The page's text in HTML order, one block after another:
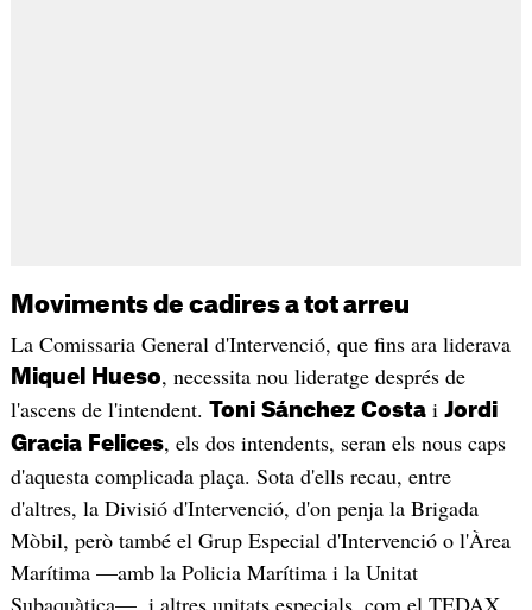
Moviments de cadires a tot arreu
La Comissaria General d'Intervenció, que fins ara liderava
Miquel Hueso, necessita nou lideratge després de
l'ascens de l'intendent. Toni Sánchez Costai Jordi
Gracia Felices, els dos intendents, seran els nous caps
d'aquesta complicada plaça. Sota d'ells recau, entre
d'altres, la Divisió d'Intervenció, d'on penja la Brigada
Mòbil, però també el Grup Especial d'Intervenció o l'Àrea
Marítima —amb la Policia Marítima i la Unitat